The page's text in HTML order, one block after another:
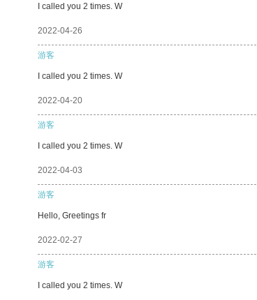
I called you 2 times. W
2022-04-26
游客
I called you 2 times. W
2022-04-20
游客
I called you 2 times. W
2022-04-03
游客
Hello, Greetings fr
2022-02-27
游客
I called you 2 times. W